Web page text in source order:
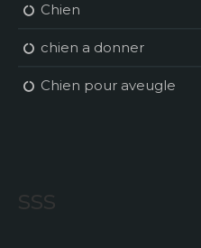
Chien
chien a donner
Chien pour aveugle
sss